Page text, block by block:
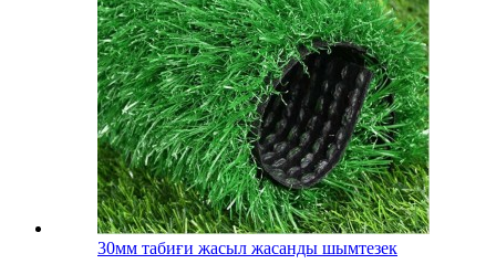
30мм табиғи жасыл жасанды шымтезек